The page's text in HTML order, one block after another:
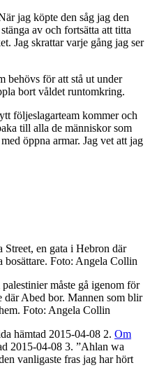
jag köpte den såg jag den
av och fortsätta att titta
Jag skrattar varje gång jag ser
behövs för att stå ut under
bort våldet runtomkring.
följeslagarteam kommer och
till alla de människor som
öppna armar. Jag vet att jag
Street, en gata i Hebron där
bosättare. Foto: Angela Collin
måste gå igenom för
där Abed bor. Mannen som blir
Foto: Angela Collin
hämtad 2015-04-08 2. Om
2015-04-08 3. ”Ahlan wa
vanligaste fras jag har hört